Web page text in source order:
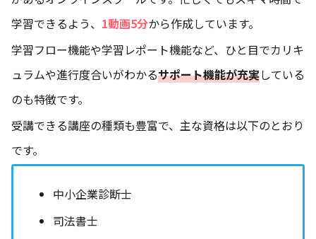
学習できるよう、 1動画5分から作成しています。
学習フロー機能や学習レポート機能など、ひと目でカリキ
ュラムや進行度合いがわかるサポート機能が充実している
のも特徴です。
受講できる講座の種類も豊富で、主な資格は以下のとおり
です。
中小企業診断士
司法書士